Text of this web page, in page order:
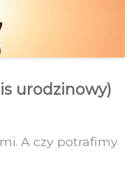
urodzinowy)
A czy potrafimy